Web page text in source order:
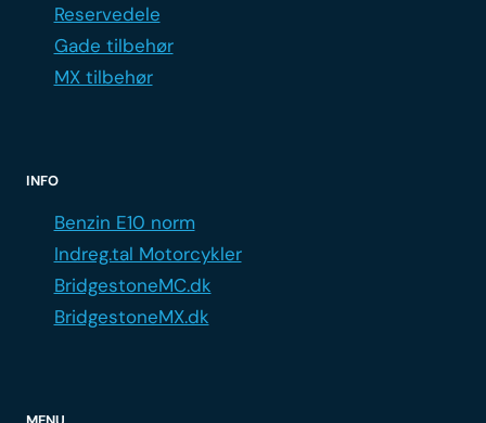
Reservedele
Gade tilbehør
MX tilbehør
INFO
Benzin E10 norm
Indreg.tal Motorcykler
BridgestoneMC.dk
BridgestoneMX.dk